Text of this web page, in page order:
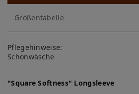
ch
lis
te
Größentabelle
Pflegehinweise:
Schonwäsche
"Square Softness" Longsleeve